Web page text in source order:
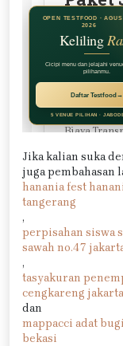
Jika kalian suka
juga pembahasan
hanania fest
tangerang
,
perpisahan siswa
sawah no.47
,
tasyakuran
cengkareng
dan
mappacci adat
bekasi